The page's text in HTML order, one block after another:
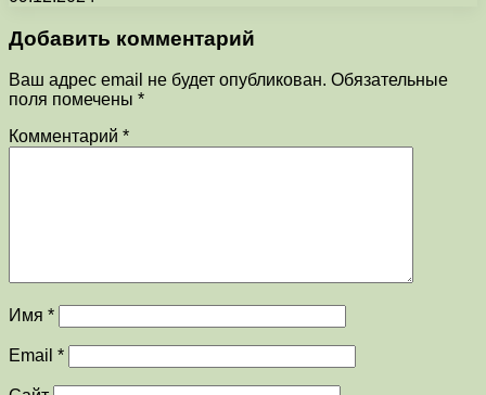
Добавить комментарий
Ваш адрес email не будет опубликован. Обязательные
поля помечены *
Комментарий *
Имя *
Email *